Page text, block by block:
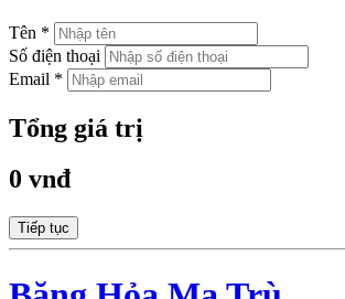
Tên *
Số điện thoại
Email *
Tổng giá trị
0 vnđ
Tiếp tục